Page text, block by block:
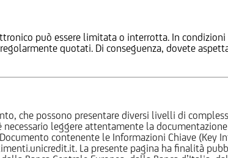
può essere limitata o interrotta. In condizioni
quotati. Di conseguenza, dovete
che possono presentare diversi livelli di
leggere attentamente la
contenente le Informazioni Chiave (Key
La presente pagina ha finalità